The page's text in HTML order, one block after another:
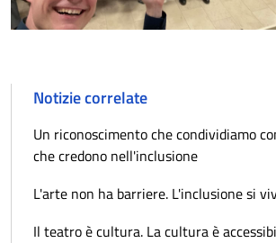
Notizie correlate
Un riconoscimento che condividiamo
che credono nell'inclusione
L'arte non ha barriere. L'inclusione si
Il teatro è cultura. La cultura è